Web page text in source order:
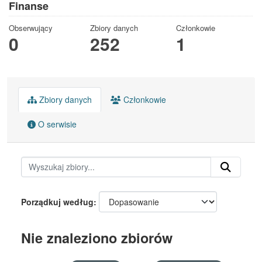
Finanse
Obserwujący
0
Zbiory danych
252
Członkowie
1
Zbiory danych Członkowie
O serwisie
Porządkuj według
Nie znaleziono zbiorów